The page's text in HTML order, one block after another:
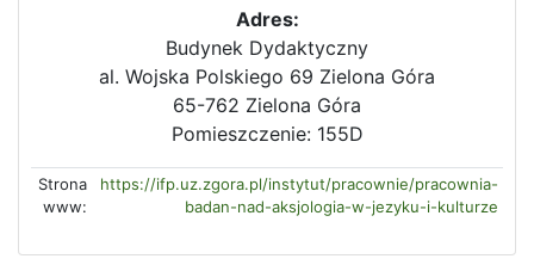
Adres:
Budynek Dydaktyczny
al. Wojska Polskiego 69 Zielona Góra
65-762 Zielona Góra
Pomieszczenie: 155D
Strona
www:
https://ifp.uz.zgora.pl/instytut/pracownie/pracownia-
badan-nad-aksjologia-w-jezyku-i-kulturze